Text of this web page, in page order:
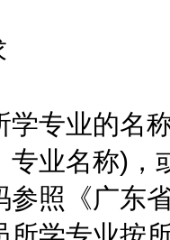
业的名称
专业名称)，
参照《广东